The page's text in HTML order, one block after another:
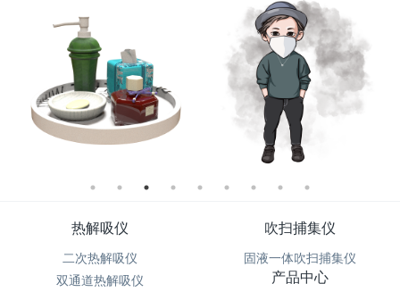
热解吸仪
二次热解吸仪
双通道热解吸仪
吹扫捕集仪
固液一体吹扫捕集仪
产品中心